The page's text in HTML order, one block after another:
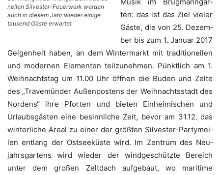
nel­len Sil­ves­ter-Feu­er­werk wer­den
auch in die­sem Jahr wie­der eini­ge
tau­send Gäs­te erwartet
ten: das ist das Ziel vie­ler
Gäs­te, die von 25. Dezem­
ber bis zum 1. Janu­ar 2017
Gel­gen­heit haben, an dem Win­ter­markt mit tra­di­tio­nel­len
und moder­nen Ele­men­ten teil­zu­neh­men. Pünkt­lich am 1.
Weih­nachts­tag um 11.00 Uhr öff­nen die Buden und Zel­te
des „Tra­ve­mün­der Außen­pos­tens der Weih­nachts­stadt des
Nor­dens“ ihre Pfor­ten und bie­ten Ein­hei­mi­schen und
Urlaubs­gäs­ten eine besinn­li­che Zeit, bevor am 31.12. das
win­ter­li­che Are­al zu einer der größ­ten Sil­ves­ter-Par­ty­mei­
len ent­lang der Ost­see­küs­te wird. Im Zen­trum des Neu­
jahrs­gar­tens wird wie­der der wind­ge­schütz­te Bereich
unter dem gro­ßen Zelt­dach auf­ge­baut, wo mari­ti­me